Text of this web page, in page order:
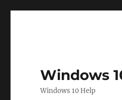
Windows
Windows 10 Help